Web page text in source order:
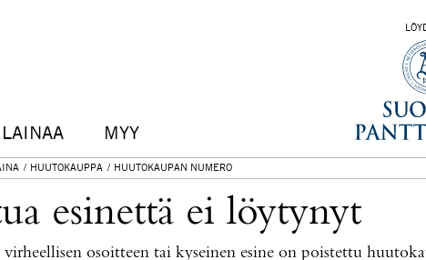
LAINAA MYY
HUUTOKAUPPA HUUTOKAUPAN NUMERO
esinettä ei löytynyt
osoitteen tai kyseinen esine on poistettu